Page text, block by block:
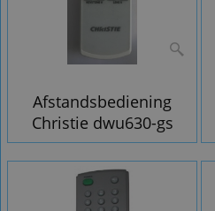
Afstandsbediening
Christie dwu630-gs